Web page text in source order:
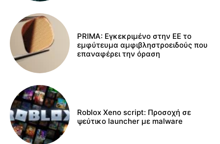
PRIMA: Εγκεκριμένο στην ΕΕ το
εμφύτευμα αμφιβληστροειδούς που
επαναφέρει την όραση
Roblox Xeno script: Προσοχή σε
ψεύτικο launcher με malware